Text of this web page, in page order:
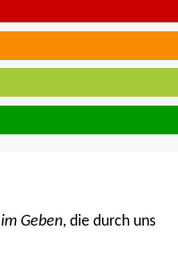
im Geben, die durch uns